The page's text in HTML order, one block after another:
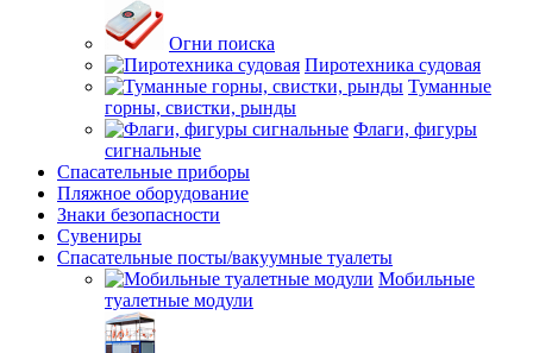
Огни поиска
Пиротехника судовая
Туманные
горны, свистки, рынды
Флаги, фигуры
сигнальные
Спасательные приборы
Пляжное оборудование
Знаки безопасности
Сувениры
Спасательные посты/вакуумные туалеты
Мобильные
туалетные модули